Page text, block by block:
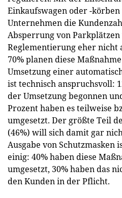
Einkaufswagen oder -
Unternehmen die
Absperrung von
Reglementierung eher nicht
70% planen diese
Umsetzung einer
ist technisch anspruchsvoll:
der Umsetzung begonnen
Prozent haben es teilweise
umgesetzt. Der größte Teil
(46%) will sich damit gar
Ausgabe von Schutzmasken
einig: 40% haben diese
umgesetzt, 30% haben das
den Kunden in der Pflicht.